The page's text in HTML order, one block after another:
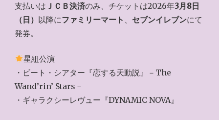
支払いは ＪＣＢ決済のみ、チケットは2026年3月8日
（日） 以降にファミリーマート 、 セブンイレブンにて
発券。
星組公演
・ビート・シアター『恋する天動説』－The
Wand’rin’ Stars－
・ギャラクシーレヴュー『DYNAMIC NOVA』